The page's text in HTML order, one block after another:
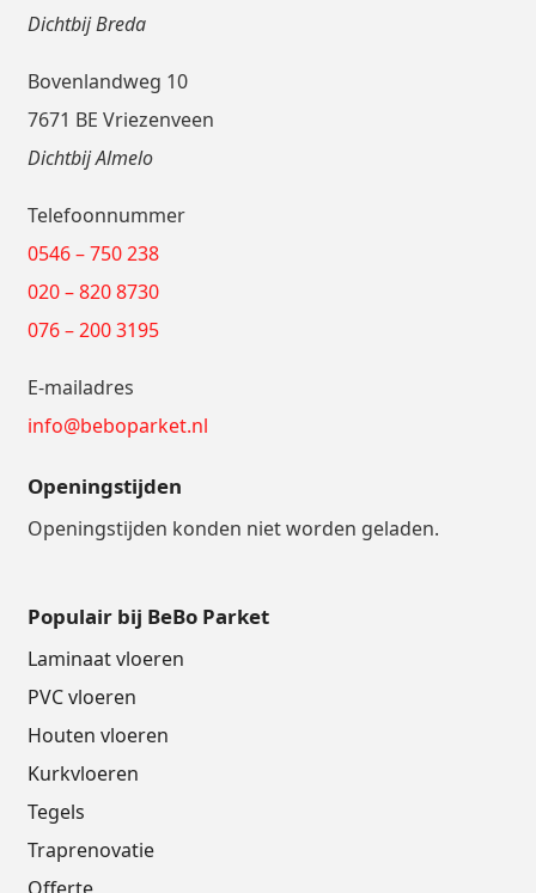
Dichtbij Breda
Bovenlandweg 10
7671 BE Vriezenveen
Dichtbij Almelo
Telefoonnummer
0546 – 750 238
020 – 820 8730
076 – 200 3195
E-mailadres
info@beboparket.nl
Openingstijden
Openingstijden konden niet worden geladen.
Populair bij BeBo Parket
Laminaat vloeren
PVC vloeren
Houten vloeren
Kurkvloeren
Tegels
Traprenovatie